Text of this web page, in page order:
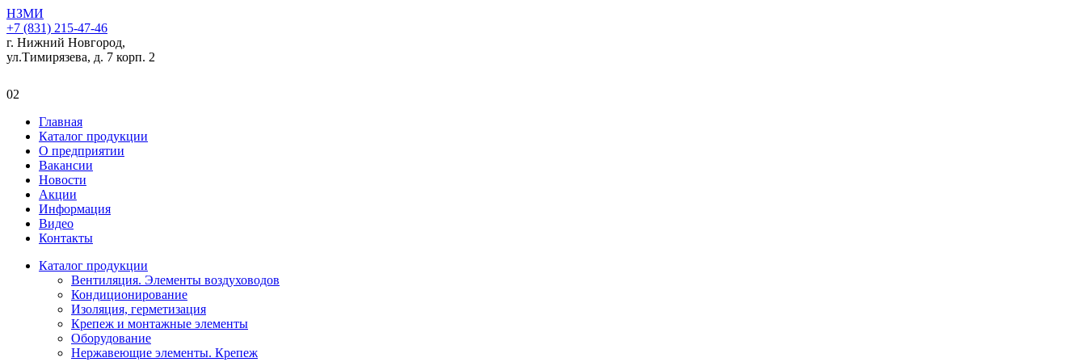
НЗМИ
+7 (831) 215-47-46
г. Нижний Новгород,
ул.Тимирязева, д. 7 корп. 2
02
Главная
Каталог продукции
О предприятии
Вакансии
Новости
Акции
Информация
Видео
Контакты
Каталог продукции
Вентиляция. Элементы воздуховодов
Кондиционирование
Изоляция, герметизация
Крепеж и монтажные элементы
Оборудование
Нержавеющие элементы. Крепеж